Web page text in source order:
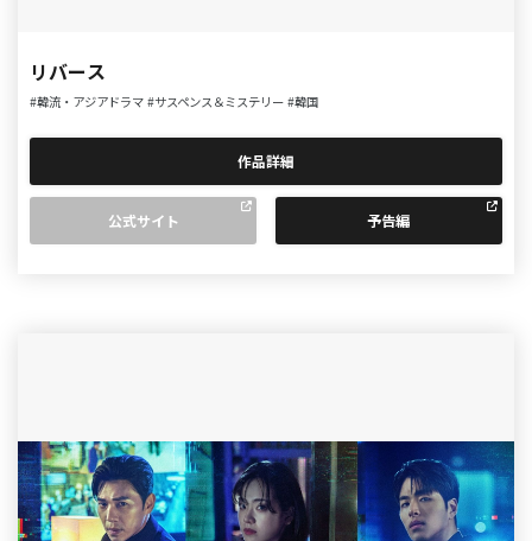
リバース
#韓流・アジアドラマ #サスペンス＆ミステリー #韓国
作品詳細
公式サイト 予告編